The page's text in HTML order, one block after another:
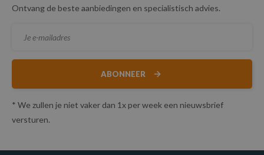
Ontvang de beste aanbiedingen en specialistisch advies.
ABONNEER
* We zullen je niet vaker dan 1x per week een nieuwsbrief
versturen.